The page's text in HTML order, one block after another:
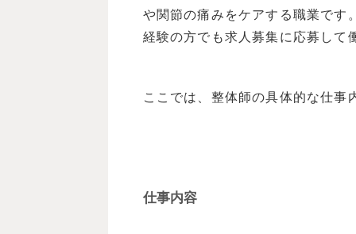
や関節の痛みをケアする職業です
経験の方でも求人募集に応募して
ここでは、整体師の具体的な仕事
仕事内容